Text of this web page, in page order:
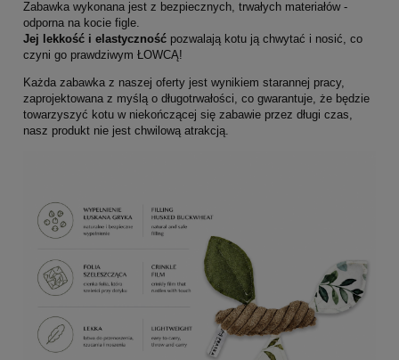
Zabawka wykonana jest z bezpiecznych, trwałych materiałów -
odporna na kocie figle.
Jej lekkość i elastyczność pozwalają kotu ją chwytać i nosić, co
czyni go prawdziwym ŁOWCĄ!
Każda zabawka z naszej oferty jest wynikiem starannej pracy,
zaprojektowana z myślą o długotrwałości, co gwarantuje, że będzie
towarzyszyć kotu w niekończącej się zabawie przez długi czas,
nasz produkt nie jest chwilową atrakcją.